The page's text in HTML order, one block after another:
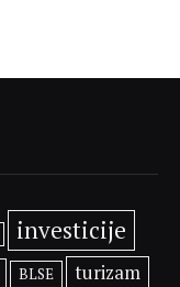
investicije
BLSE turizam